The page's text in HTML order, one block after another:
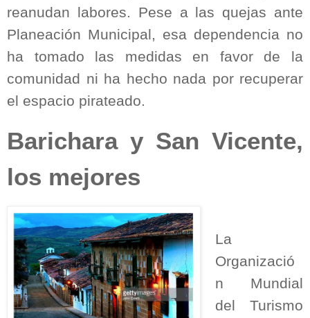
reanudan labores. Pese a las quejas ante
Planeación Municipal, esa dependencia no
ha tomado las medidas en favor de la
comunidad ni ha hecho nada por recuperar
el espacio pirateado.
Barichara y San Vicente,
los mejores
La
Organizació
n Mundial
del Turismo